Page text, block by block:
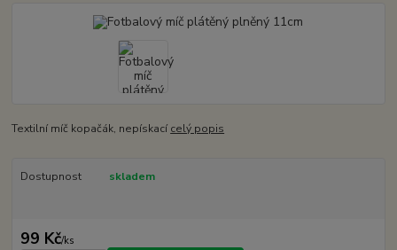
Textilní míč kopačák, nepískací celý popis
Dostupnost skladem
99 Kč/ks